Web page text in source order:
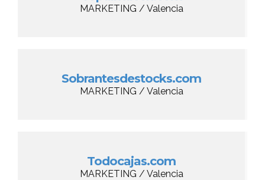
MARKETING / Valencia
Sobrantesdestocks.com
MARKETING / Valencia
Todocajas.com
MARKETING / Valencia